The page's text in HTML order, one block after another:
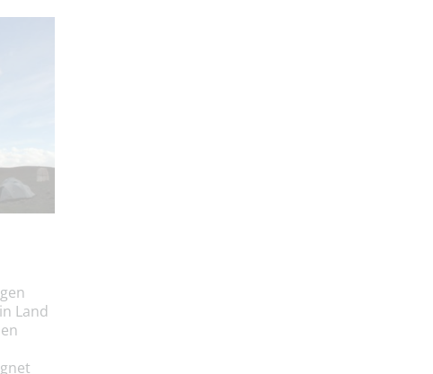
Land